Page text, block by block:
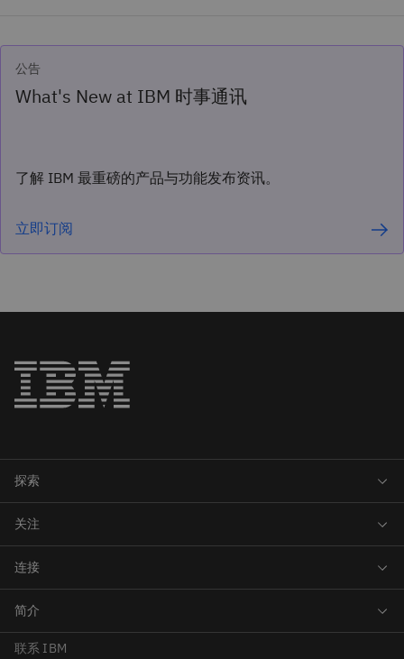
公告
What's New at IBM 时事通讯
了解 IBM 最重磅的产品与功能发布资讯。
立即订阅
联系 IBM